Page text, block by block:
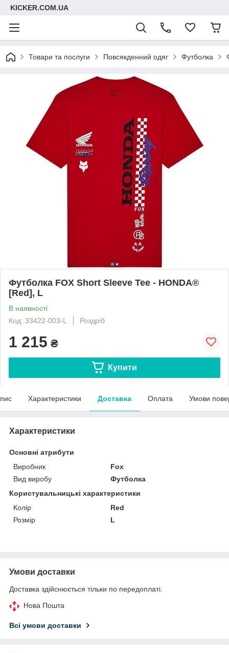
KICKER.COM.UA
Товари та послуги Повсякденний одяг Футболка
Футболка FOX Short Sleeve Tee - HONDA®
[Red], L
В наявності
Код: 33422-003-L
Роздріб
1 215 ₴
Купити
Характеристики Доставка Оплата Умови
Характеристики
Основні атрибути
Виробник
Fox
Вид виробу
Футболка
Користувальницькі характеристики
Колір
Red
Розмір
L
Умови доставки
Доставка здійснюється тільки по передоплаті.
Нова Пошта
Всі умови доставки